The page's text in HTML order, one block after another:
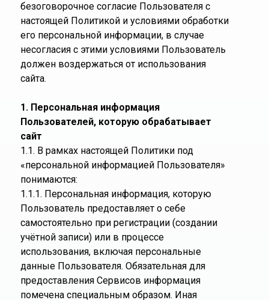
безоговорочное согласие Пользователя с
настоящей Политикой и условиями обработки
его персональной информации, в случае
несогласия с этими условиями Пользователь
должен воздержаться от использования
сайта.
1. Персональная информация
Пользователей, которую обрабатывает
сайт
1.1. В рамках настоящей Политики под
«персональной информацией Пользователя»
понимаются:
1.1.1. Персональная информация, которую
Пользователь предоставляет о себе
самостоятельно при регистрации (создании
учётной записи) или в процессе
использования, включая персональные
данные Пользователя. Обязательная для
предоставления Сервисов информация
помечена специальным образом. Иная